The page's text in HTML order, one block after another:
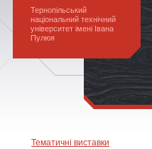
Тернопільський
національний технічний
університет імені Івана
Пулюя
Тематичні виставки